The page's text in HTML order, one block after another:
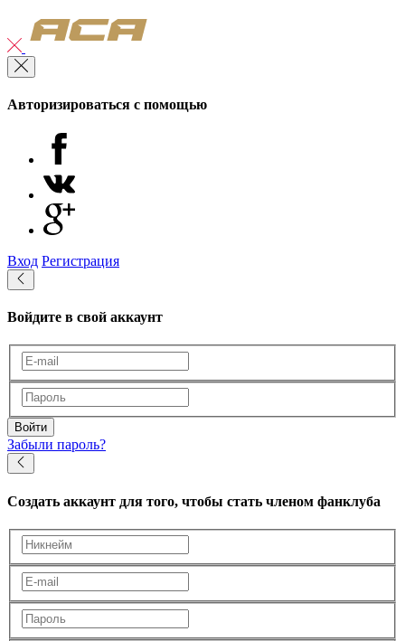
Авторизироваться с помощью
Вход Регистрация
Войдите в свой аккаунт
Войти
Забыли пароль?
Создать аккаунт для того, чтобы стать членом фанклуба